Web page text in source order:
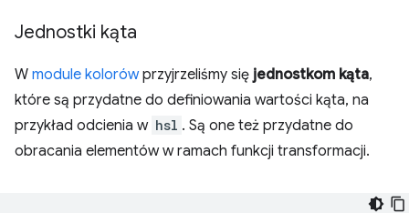
Jednostki kąta
W module kolorówprzyjrzeliśmy się jednostkom kąta,
które są przydatne do definiowania wartości kąta, na
przykład odcienia w hsl . Są one też przydatne do
obracania elementów w ramach funkcji transformacji.